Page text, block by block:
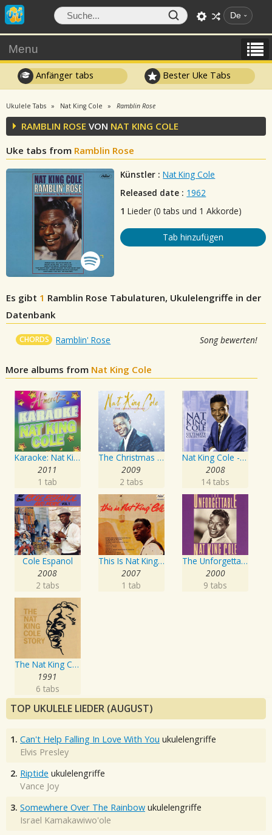
De
Menu
Anfänger tabs Bester Uke Tabs
Ukulele Tabs Nat King Cole Ramblin Rose
RAMBLIN ROSE VON NAT KING COLE
Uke tabs from Ramblin Rose
Künstler : Nat King Cole
Released date : 1962
1 Lieder (0 tabs und 1 Akkorde)
Tab hinzufügen
Es gibt 1 Ramblin Rose Tabulaturen, Ukulelengriffe in der
Datenbank
CHORDS Ramblin' Rose Song bewerten!
More albums from Nat King Cole
Karaoke: Nat King Cole
2011
1 tab
The Christmas Song
2009
2 tabs
Nat King Cole - The Ultimate Collection
2008
14 tabs
Cole Espanol
2008
2 tabs
This Is Nat King Cole
2007
1 tab
The Unforgettable Nat King Cole
2000
9 tabs
The Nat King Cole Story
1991
6 tabs
TOP UKULELE LIEDER (AUGUST)
1. Can't Help Falling In Love With You ukulelengriffe
Elvis Presley
2. Riptide ukulelengriffe
Vance Joy
3. Somewhere Over The Rainbow ukulelengriffe
Israel Kamakawiwo'ole